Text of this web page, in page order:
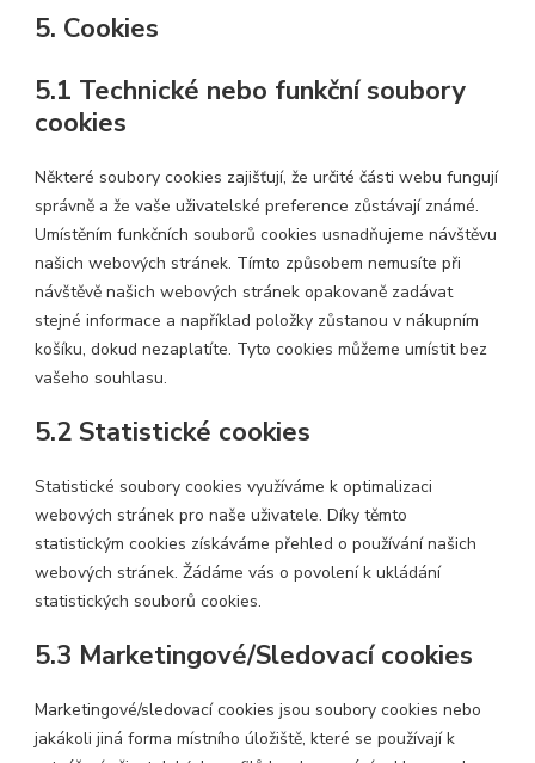
5. Cookies
5.1 Technické nebo funkční soubory
cookies
Některé soubory cookies zajišťují, že určité části webu fungují
správně a že vaše uživatelské preference zůstávají známé.
Umístěním funkčních souborů cookies usnadňujeme návštěvu
našich webových stránek. Tímto způsobem nemusíte při
návštěvě našich webových stránek opakovaně zadávat
stejné informace a například položky zůstanou v nákupním
košíku, dokud nezaplatíte. Tyto cookies můžeme umístit bez
vašeho souhlasu.
5.2 Statistické cookies
Statistické soubory cookies využíváme k optimalizaci
webových stránek pro naše uživatele. Díky těmto
statistickým cookies získáváme přehled o používání našich
webových stránek. Žádáme vás o povolení k ukládání
statistických souborů cookies.
5.3 Marketingové/Sledovací cookies
Marketingové/sledovací cookies jsou soubory cookies nebo
jakákoli jiná forma místního úložiště, které se používají k